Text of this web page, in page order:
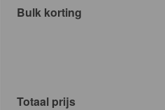
Bulk korting
Totaal prijs